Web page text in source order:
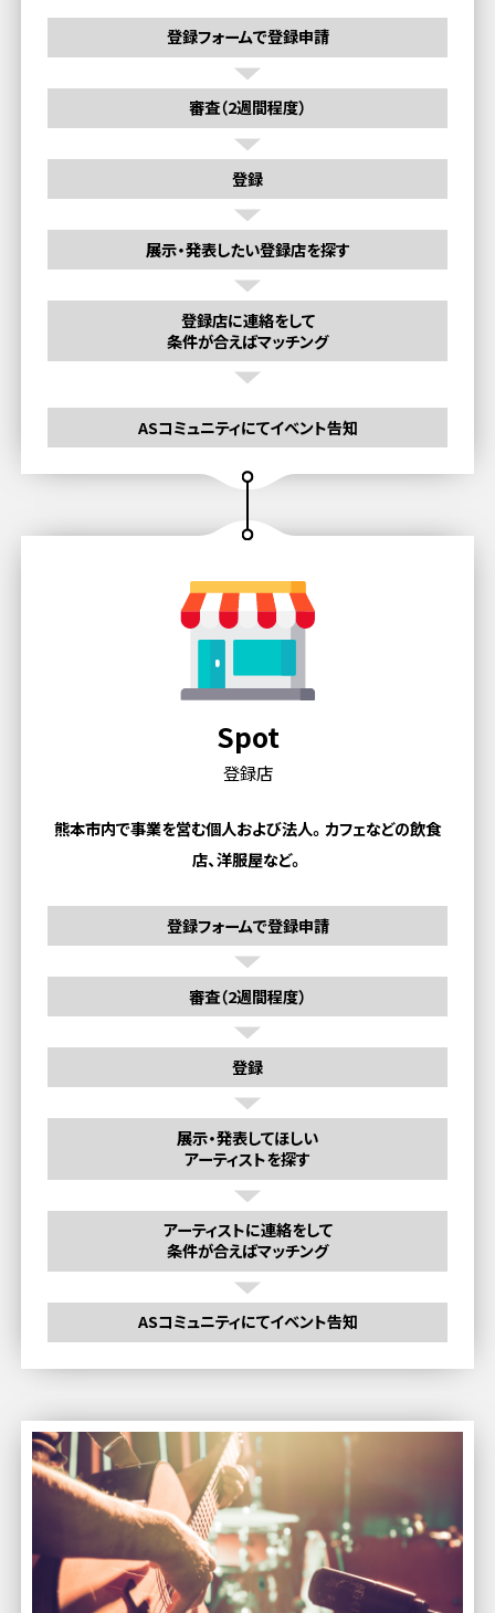
登録フォームで登録申請
審査（2週間程度）
登録
展示・発表したい登録店を探す
登録店に連絡をして
条件が合えばマッチング
ASコミュニティにてイベント告知
Spot
登録店
熊本市内で事業を営む個人および法人。 カフェなどの飲食
店、洋服屋など。
登録フォームで登録申請
審査（2週間程度）
登録
展示・発表してほしい
アーティストを探す
アーティストに連絡をして
条件が合えばマッチング
ASコミュニティにてイベント告知